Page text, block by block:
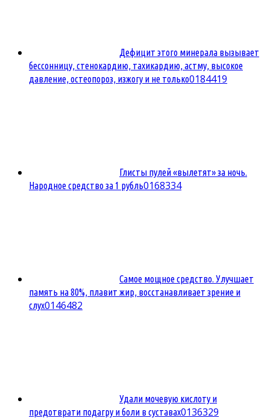
Дефицит этого минерала вызывает
бессонницу, стенокардию, тахикардию, астму, высокое
давление, остеопороз, изжогу и не только0184419
Глисты пулей «вылетят» за ночь.
Народное средство за 1 рубль0168334
Самое мощное средство. Улучшает
память на 80%, плавит жир, восстанавливает зрение и
слух0146482
Удали мочевую кислоту и
предотврати подагру и боли в суставах0136329